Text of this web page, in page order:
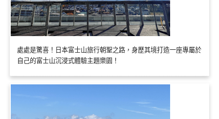
處處是驚喜！日本富士山旅行朝聖之路，身歷其境打造一座專屬於
自己的富士山沉浸式體驗主題樂園！